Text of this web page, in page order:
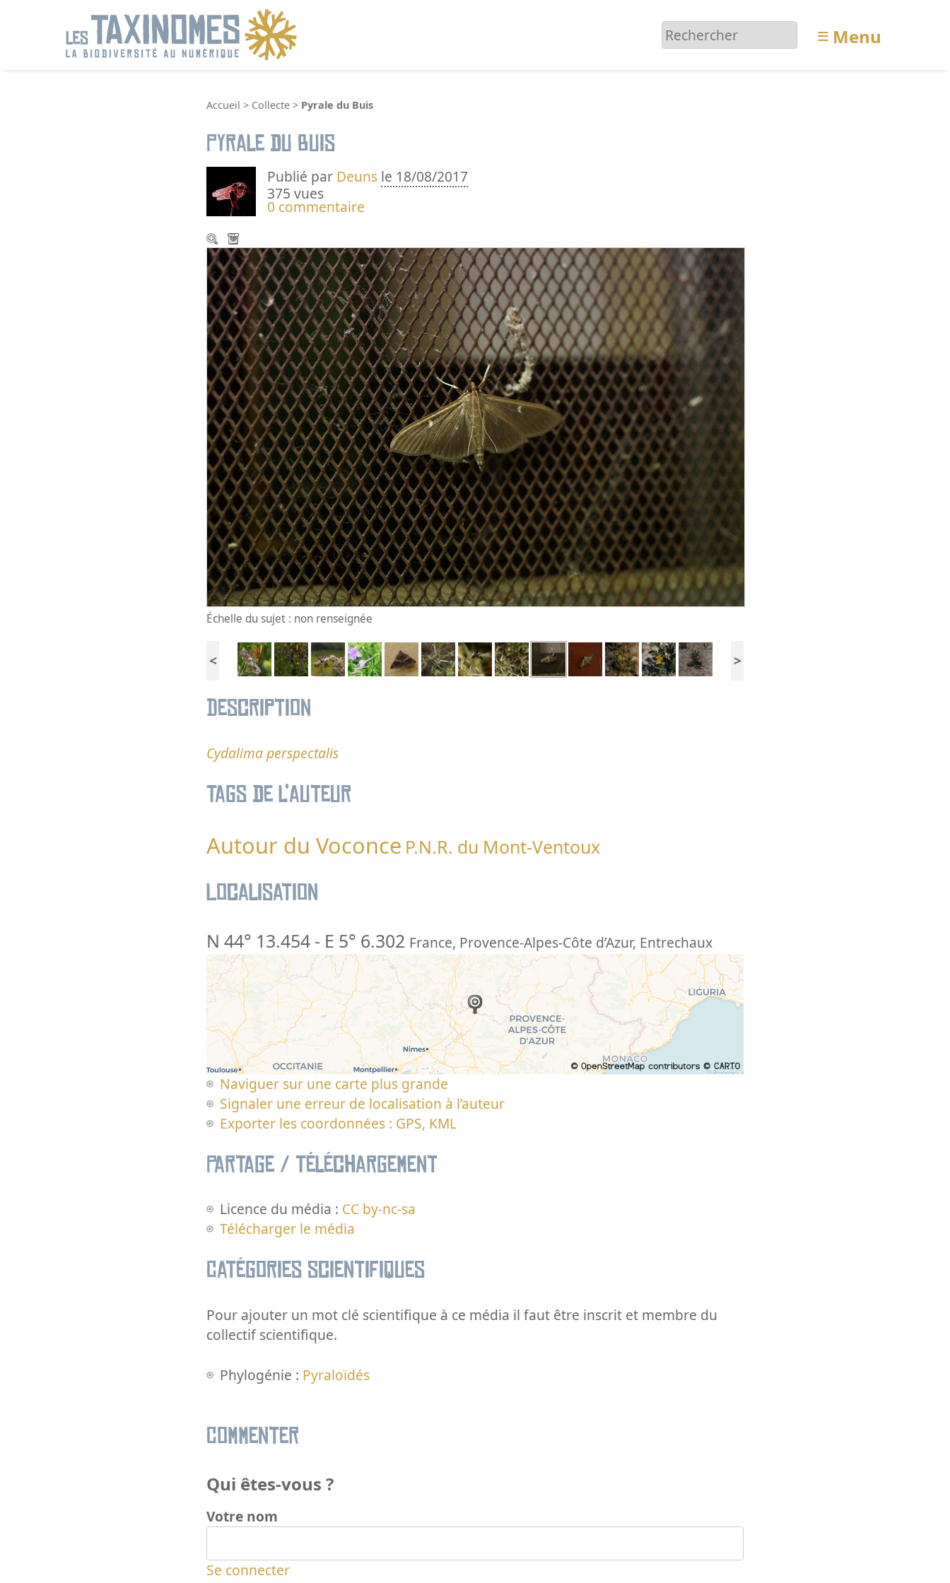
≡ Menu
Accueil > Collecte > Pyrale du Buis
Pyrale du Buis
Publié par Deuns le 18/08/2017
375 vues
0 commentaire
Échelle du sujet : non renseignée
< >
Description
Cydalima perspectalis
Tags de l’auteur
Autour du Voconce P.N.R. du Mont-Ventoux
Localisation
N 44° 13.454 - E 5° 6.302 France, Provence-Alpes-Côte d’Azur, Entrechaux
Naviguer sur une carte plus grande
Signaler une erreur de localisation à l’auteur
Exporter les coordonnées : GPS, KML
Partage / Téléchargement
Licence du média : CC by-nc-sa
Télécharger le média
Catégories scientifiques
Pour ajouter un mot clé scientifique à ce média il faut être inscrit et membre du
collectif scientifique.
Phylogénie : Pyraloïdés
Commenter
Qui êtes-vous ?
Votre nom
Se connecter